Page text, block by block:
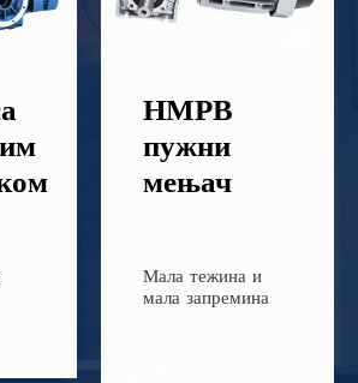
Циклоидни
редуктор
точка
Једноставна